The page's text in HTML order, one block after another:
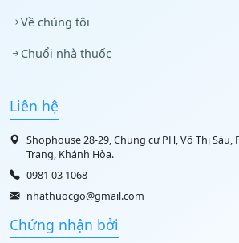
Về chúng tôi
Chuổi nhà thuốc
Liên hệ
Shophouse 28-29, Chung cư PH, Võ Thị Sáu,
Trang, Khánh Hòa.
0981 03 1068
nhathuocgo@gmail.com
Chứng nhận bởi